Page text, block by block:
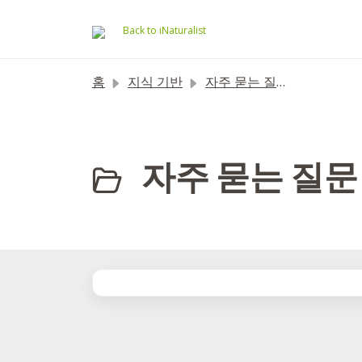
Back to iNaturalist
홈 지식 기반 자주 묻는 질문
자주 묻는 질